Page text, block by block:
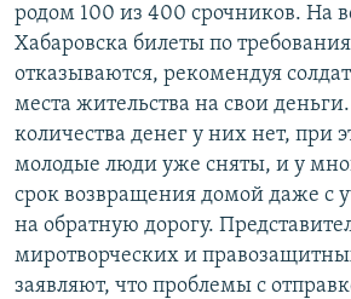
родом 100 из 400 срочников. На
Хабаровска билеты по
отказываются, рекомендуя
места жительства на свои
количества денег у них нет, при
молодые люди уже сняты, и у
срок возвращения домой даже с
на обратную дорогу.
миротворческих и
заявляют, что проблемы с